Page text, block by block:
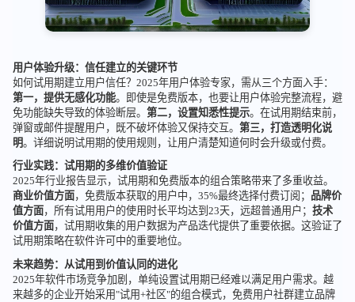
用户体验升级：信任建立的关键环节
如何试用期建立用户信任？2025年用户体验专家，需从三个方面入手：
第一，提供无感化功能。即使是免费版本，也要让用户体验完整流程，避
免功能缺失导致的体验断层。 第二，设置知悉性提示。在试用期结束前，
弹窗或邮件提醒用户，既不破坏体验又保持交互。 第三，打造透明化说
明。详细说明试用期的使用规则，让用户清楚知道何时会升级或付费。
行业实践：试用期的多维价值验证
2025年行业报告显示，试用期和免费版本的组合策略带来了多重收益。
商业价值方面，免费版本获取的用户中，35%最终选择付费订阅； 品牌价
值方面，所有试用用户的使用时长平均达到23天，远超普通用户； 技术
价值方面，试用期收集的用户数据为产品迭代提供了重要依据。这验证了
试用期策略在软件许可中的重要地位。
未来趋势：从试用到价值认同的进化
2025年软件市场竞争加剧，单纯设置试用期已经难以满足用户需求。越
来越多的企业开始采用"试用+社区"的组合模式，免费用户社群建立品牌